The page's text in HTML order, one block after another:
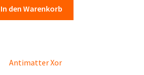
In den Warenkorb